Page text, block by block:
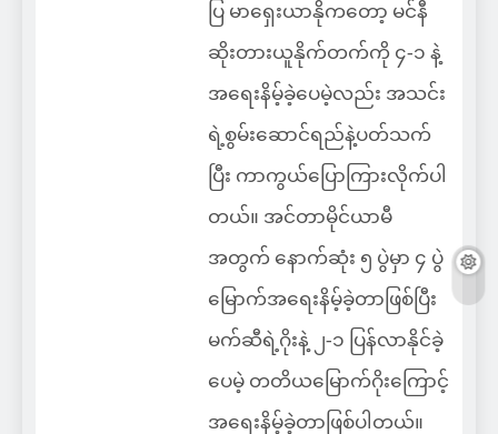
ပြ မာရှေးယာနိုကတော့ မင်နီ
ဆိုးတားယူနိုက်တက်ကို ၄-၁ နဲ့
အရေးနိမ့်ခဲ့ပေမဲ့လည်း အသင်း
ရဲ့စွမ်းဆောင်ရည်နဲ့ပတ်သက်
ပြီး ကာကွယ်ပြောကြားလိုက်ပါ
တယ်။ အင်တာမိုင်ယာမီ
အတွက် နောက်ဆုံး ၅ ပွဲမှာ ၄ ပွဲ
မြောက်အရေးနိမ့်ခဲ့တာဖြစ်ပြီး
မက်ဆီရဲ့ဂိုးနဲ့ ၂-၁ ပြန်လာနိုင်ခဲ့
ပေမဲ့ တတိယမြောက်ဂိုးကြောင့်
အရေးနိမ့်ခဲ့တာဖြစ်ပါတယ်။